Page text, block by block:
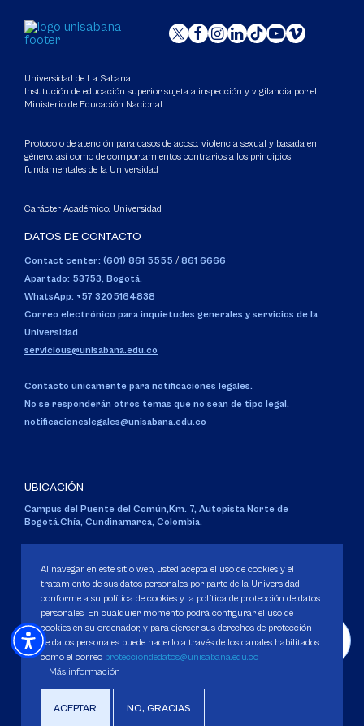
Universidad de La Sabana
Institución de educación superior sujeta a inspección y vigilancia por el
Ministerio de Educación Nacional
Protocolo de atención para casos de acoso, violencia sexual y basada en
género, así como de comportamientos contrarios a los principios
fundamentales de la Universidad
Carácter Académico: Universidad
DATOS DE CONTACTO
Contact center: (601) 861 5555 / 861 6666
Apartado: 53753, Bogotá.
WhatsApp: +57 3205164838
Correo electrónico para inquietudes generales y servicios de la
Universidad
servicious@unisabana.edu.co
Contacto únicamente para notificaciones legales.
No se responderán otros temas que no sean de tipo legal.
notificacioneslegales@unisabana.edu.co
UBICACIÓN
Campus del Puente del Común,Km. 7, Autopista Norte de
Bogotá.Chía, Cundinamarca, Colombia.
Personería Jurídica:Resolución 130 del 14 de enero de 1980.
Ministerio de Educación Nacional.
Política de Protección de datos
Derechos Pecuniarios
Al navegar en este sitio web, usted acepta el uso de cookies y el
tratamiento de sus datos personales por parte de la Universidad
conforme a su política de cookies y la política de protección de datos
personales. En cualquier momento podrá configurar el uso de
cookies en su ordenador, y para ejercer sus derechos de protección
de datos personales puede hacerlo a través de los canales habilitados
como el correo protecciondedatos@unisabana.edu.co
Más información
ACEPTAR NO, GRACIAS